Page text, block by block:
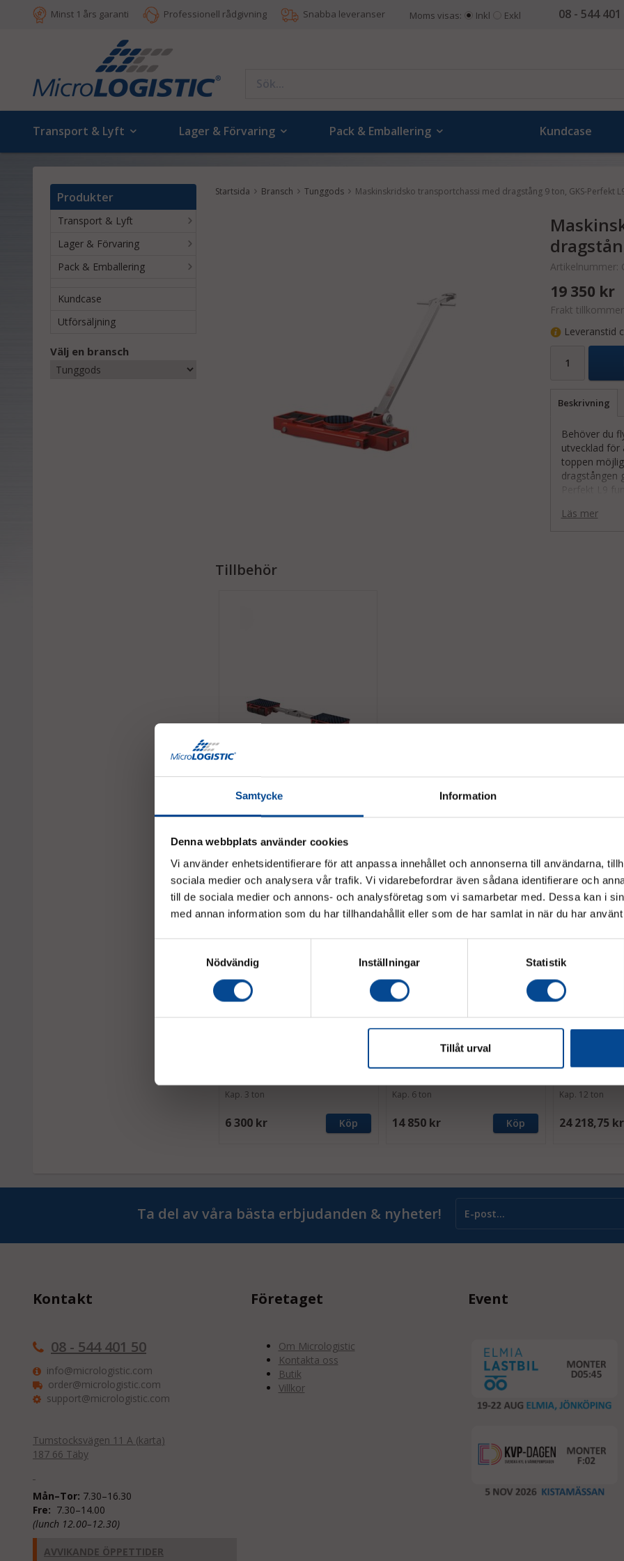
Samtycke Information
Denna webbplats använder cookies
Vi använder enhetsidentifierare för att anpassa innehållet och annonserna till användarna,
sociala medier och analysera vår trafik. Vi vidarebefordrar även sådana identifierare och
till de sociala medier och annons- och analysföretag som vi samarbetar med. Dessa kan i
med annan information som du har tillhandahållit eller som de har samlat in när du har
Nödvändig
Inställningar Statistik
Tillåt urval
Minst 1 års garanti Professionell rådgivning Snabba leveranser 08 - 544 401
Moms visas: Inkl Exkl
Transport & Lyft Lager & Förvaring Pack & Emballering Kundcase
Produkter
Transport & Lyft
Lager & Förvaring
Pack & Emballering
Kundcase
Utförsäljning
Välj en bransch
Startsida Bransch Tunggods Maskinskridsko transportchassi med dragstång 9 ton, GKS-Perfekt
Artikelnummer:
19 350 kr
Frakt tillkommer
Leveranstid
Beskrivning
Behöver du
utvecklad för
toppen
dragstången
Läs mer
Tillbehör
Justerbar maskinskridsko 9 ton,
GKS-Perfekt F9
Kap. 9 ton
13 950 kr Köp
Liknande samt relaterade produkter
Kap. 3 ton
6 300 kr Köp
med dragstång 6 ton, GKS-
Kap. 6 ton
14 850 kr Köp
med
Kap. 12 ton
24 218,75 kr
Ta del av våra bästa erbjudanden & nyheter!
Kontakt
08 - 544 401 50
info@micrologistic.com
order@micrologistic.com
support@micrologistic.com
Tumstocksvägen 11 A (karta)
187 66 Täby
Mån–Tor: 7.30–16.30
Fre: 7.30–14.00
(lunch 12.00–12.30)
AVVIKANDE ÖPPETTIDER
Företaget
Om Micrologistic
Kontakta oss
Butik
Villkor
Event
Vänligen välj hur du vill se priserna
Exkl. moms
Inkl. moms